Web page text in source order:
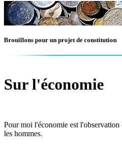
Brouillons pour un projet de constitution
Sur l'économie
Pour moi l'économie est l'observation
les hommes.